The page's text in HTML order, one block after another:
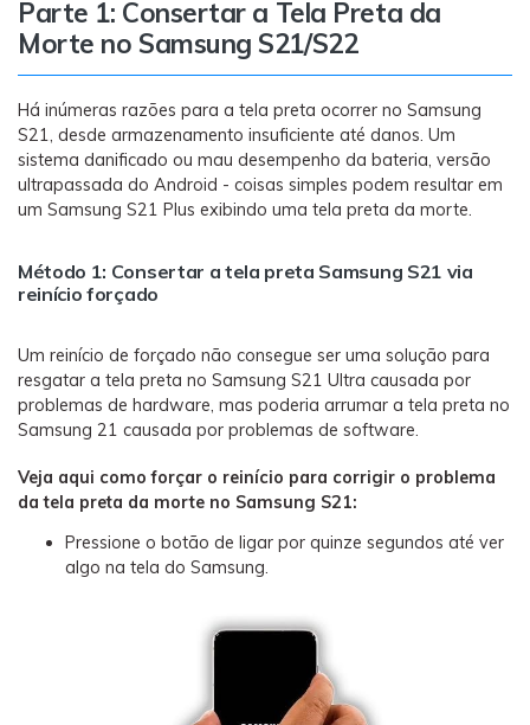
e informado.
Parte 1: Consertar a Tela Preta da
Morte no Samsung S21/S22
Há inúmeras razões para a tela preta ocorrer no Samsung
S21, desde armazenamento insuficiente até danos. Um
sistema danificado ou mau desempenho da bateria, versão
ultrapassada do Android - coisas simples podem resultar em
um Samsung S21 Plus exibindo uma tela preta da morte.
Método 1: Consertar a tela preta Samsung S21 via
reinício forçado
Um reinício de forçado não consegue ser uma solução para
resgatar a tela preta no Samsung S21 Ultra causada por
problemas de hardware, mas poderia arrumar a tela preta no
Samsung 21 causada por problemas de software.
Veja aqui como forçar o reinício para corrigir o problema
da tela preta da morte no Samsung S21:
Pressione o botão de ligar por quinze segundos até ver
algo na tela do Samsung.